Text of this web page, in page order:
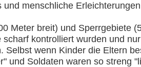
und menschliche
Meter breit) und Sperrgebiete
scharf kontrolliert wurden und
Selbst wenn Kinder die Eltern
und Soldaten waren so streng